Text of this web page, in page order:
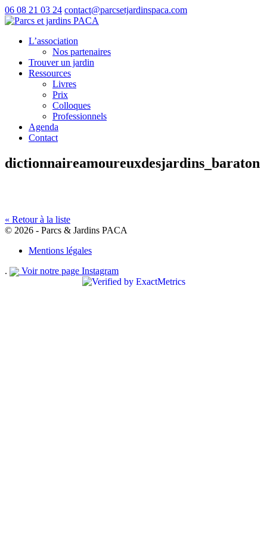
06 08 21 03 24 contact@parcsetjardinspaca.com
L’association
Nos partenaires
Trouver un jardin
Ressources
Livres
Prix
Colloques
Professionnels
Agenda
Contact
dictionnaireamoureuxdesjardins_baraton
« Retour à la liste
© 2026 - Parcs & Jardins PACA
Mentions légales
.
Voir notre page Instagram